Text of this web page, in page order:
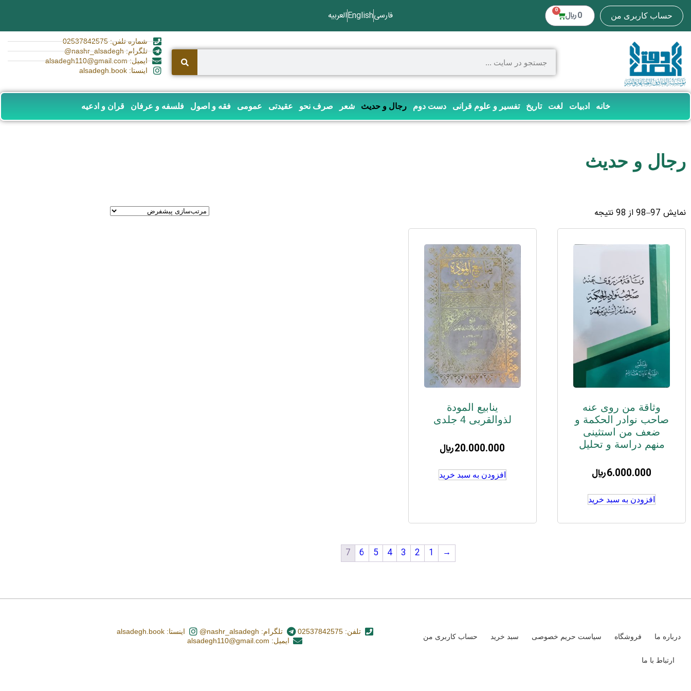
حساب کاربری من 0 ﷼ 0 فارسیEnglishالعربیه
شماره تلفن: 02537842575
تلگرام: nashr_alsadegh@
ایمیل: alsadegh110@gmail.com
اینستا: alsadegh.book
خانه ادبیات لغت تاریخ تفسیر و علوم قرانی دست دوم رجال و حدیث شعر صرف نحو عقیدتی عمومی فقه و اصول فلسفه و عرفان قران و ادعیه
رجال و حدیث
نمایش 97–98 از 98 نتیجه
وثاقة من روی عنه
صاحب نوادر الحکمة و
ضعف من استثینی
منهم دراسة و تحلیل
6.000.000﷼
افزودن به سبد خرید
ینابیع المودة
لذوالقربی 4 جلدی
20.000.000﷼
افزودن به سبد خرید
→
1
2
3
4
5
6
7
درباره ما فروشگاه سیاست حریم خصوصی سبد خرید حساب کاربری من
ارتباط با ما
تلفن: 02537842575 تلگرام: nashr_alsadegh@
اینستا: alsadegh.book
ایمیل: alsadegh110@gmail.com